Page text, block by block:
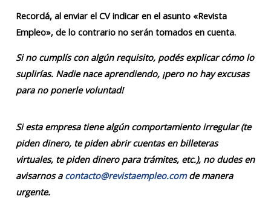
Recordá, al enviar el CV indicar en el asunto «Revista
Empleo», de lo contrario no serán tomados en cuenta.
Si no cumplís con algún requisito, podés explicar cómo lo
suplirías. Nadie nace aprendiendo, ¡pero no hay excusas
para no ponerle voluntad!
Si esta empresa tiene algún comportamiento irregular (te
piden dinero, te piden abrir cuentas en billeteras
virtuales, te piden dinero para trámites, etc.), no dudes en
avisarnos a contacto@revistaempleo.comde manera
urgente.